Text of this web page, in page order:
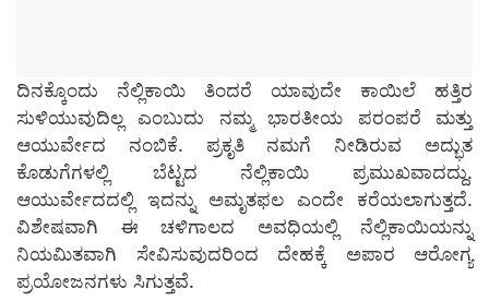
ದಿನಕ್ಕೊಂದು ನೆಲ್ಲಿಕಾಯಿ ತಿಂದರೆ ಯಾವುದೇ ಕಾಯಿಲೆ ಹತ್ತಿರ
ಸುಳಿಯುವುದಿಲ್ಲ ಎಂಬುದು ನಮ್ಮ ಭಾರತೀಯ ಪರಂಪರೆ ಮತ್ತು
ಆಯುರ್ವೇದ ನಂಬಿಕೆ. ಪ್ರಕೃತಿ ನಮಗೆ ನೀಡಿರುವ ಅದ್ಭುತ
ಕೊಡುಗೆಗಳಲ್ಲಿ ಬೆಟ್ಟದ ನೆಲ್ಲಿಕಾಯಿ ಪ್ರಮುಖವಾದದ್ದು.
ಆಯುರ್ವೇದದಲ್ಲಿ ಇದನ್ನು ಅಮೃತಫಲ ಎಂದೇ ಕರೆಯಲಾಗುತ್ತದೆ.
ವಿಶೇಷವಾಗಿ ಈ ಚಳಿಗಾಲದ ಅವಧಿಯಲ್ಲಿ ನೆಲ್ಲಿಕಾಯಿಯನ್ನು
ನಿಯಮಿತವಾಗಿ ಸೇವಿಸುವುದರಿಂದ ದೇಹಕ್ಕೆ ಅಪಾರ ಆರೋಗ್ಯ
ಪ್ರಯೋಜನಗಳು ಸಿಗುತ್ತವೆ.